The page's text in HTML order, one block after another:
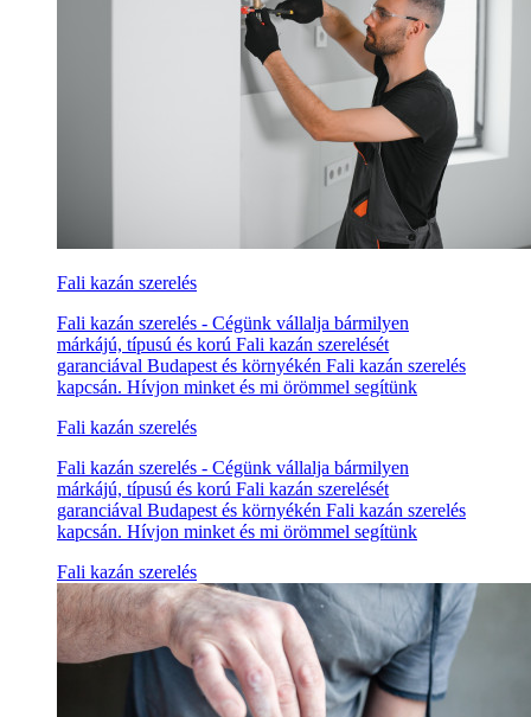
Fali kazán szerelés
Fali kazán szerelés - Cégünk vállalja bármilyen
márkájú, típusú és korú Fali kazán szerelését
garanciával Budapest és környékén Fali kazán szerelés
kapcsán. Hívjon minket és mi örömmel segítünk
Fali kazán szerelés
Fali kazán szerelés - Cégünk vállalja bármilyen
márkájú, típusú és korú Fali kazán szerelését
garanciával Budapest és környékén Fali kazán szerelés
kapcsán. Hívjon minket és mi örömmel segítünk
Fali kazán szerelés